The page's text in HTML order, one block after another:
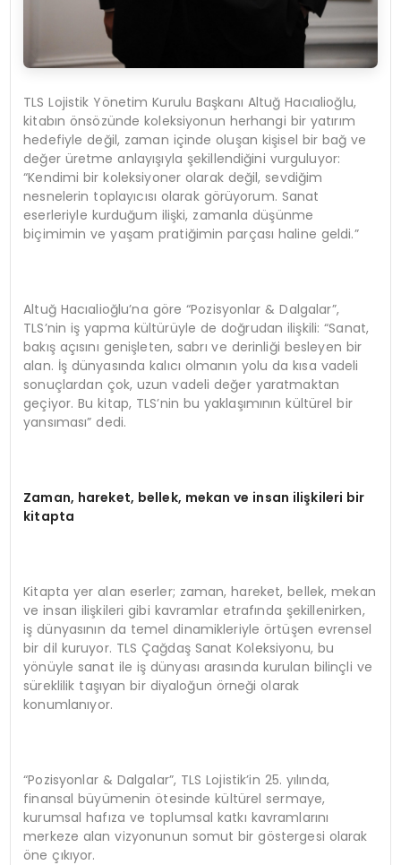
TLS Lojistik Yönetim Kurulu Başkanı Altuğ Hacıalioğlu,
kitabın önsözünde koleksiyonun herhangi bir yatırım
hedefiyle değil, zaman içinde oluşan kişisel bir bağ ve
değer üretme anlayışıyla şekillendiğini vurguluyor:
“Kendimi bir koleksiyoner olarak değil, sevdiğim
nesnelerin toplayıcısı olarak görüyorum. Sanat
eserleriyle kurduğum ilişki, zamanla düşünme
biçimimin ve yaşam pratiğimin parçası haline geldi.”
Altuğ Hacıalioğlu’na göre “Pozisyonlar & Dalgalar”,
TLS’nin iş yapma kültürüyle de doğrudan ilişkili: “Sanat,
bakış açısını genişleten, sabrı ve derinliği besleyen bir
alan. İş dünyasında kalıcı olmanın yolu da kısa vadeli
sonuçlardan çok, uzun vadeli değer yaratmaktan
geçiyor. Bu kitap, TLS’nin bu yaklaşımının kültürel bir
yansıması” dedi.
Zaman, hareket, bellek, mekan ve insan ilişkileri bir
kitapta
Kitapta yer alan eserler; zaman, hareket, bellek, mekan
ve insan ilişkileri gibi kavramlar etrafında şekillenirken,
iş dünyasının da temel dinamikleriyle örtüşen evrensel
bir dil kuruyor. TLS Çağdaş Sanat Koleksiyonu, bu
yönüyle sanat ile iş dünyası arasında kurulan bilinçli ve
süreklilik taşıyan bir diyaloğun örneği olarak
konumlanıyor.
“Pozisyonlar & Dalgalar”, TLS Lojistik’in 25. yılında,
finansal büyümenin ötesinde kültürel sermaye,
kurumsal hafıza ve toplumsal katkı kavramlarını
merkeze alan vizyonunun somut bir göstergesi olarak
öne çıkıyor.